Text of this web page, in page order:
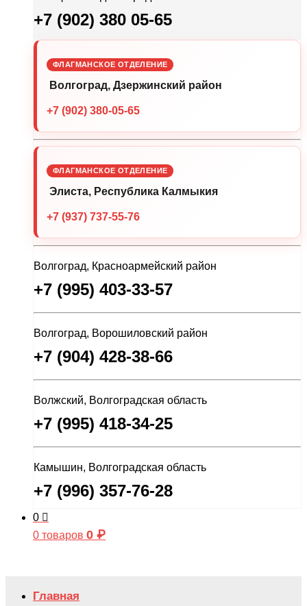
+7 (902) 380 05-65
ФЛАГМАНСКОЕ ОТДЕЛЕНИЕ
Волгоград, Дзержинский район
+7 (902) 380-05-65
ФЛАГМАНСКОЕ ОТДЕЛЕНИЕ
Элиста, Республика Калмыкия
+7 (937) 737-55-76
Волгоград, Красноармейский район
+7 (995) 403-33-57
Волгоград, Ворошиловский район
+7 (904) 428-38-66
Волжский, Волгоградская область
+7 (995) 418-34-25
Камышин, Волгоградская область
+7 (996) 357-76-28
0
0 товаров 0 ₽
Главная